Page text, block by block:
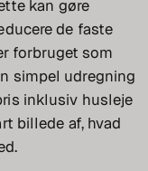
kan gøre
de faste
forbruget som
simpel udregning
inklusiv husleje
billede af, hvad